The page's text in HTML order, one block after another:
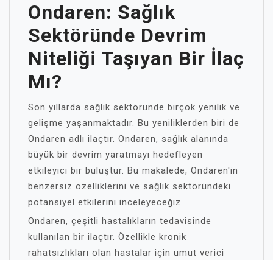
Ondaren: Sağlık
Sektöründe Devrim
Niteliği Taşıyan Bir İlaç
Mı?
Son yıllarda sağlık sektöründe birçok yenilik ve
gelişme yaşanmaktadır. Bu yeniliklerden biri de
Ondaren adlı ilaçtır. Ondaren, sağlık alanında
büyük bir devrim yaratmayı hedefleyen
etkileyici bir buluştur. Bu makalede, Ondaren'in
benzersiz özelliklerini ve sağlık sektöründeki
potansiyel etkilerini inceleyeceğiz.
Ondaren, çeşitli hastalıkların tedavisinde
kullanılan bir ilaçtır. Özellikle kronik
rahatsızlıkları olan hastalar için umut verici